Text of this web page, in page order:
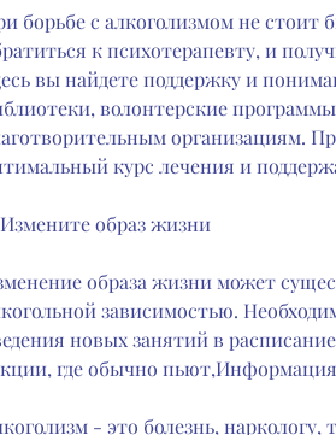
борьбе с алкоголизмом не
к психотерапевту, и
вы найдете поддержку и
волонтерские
организациям.
курс лечения и
образ жизни
образа жизни может
зависимостью.
новых занятий в
где обычно
- это болезнь,